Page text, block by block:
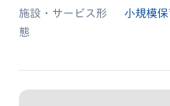
施設・サービス形
態
小規模